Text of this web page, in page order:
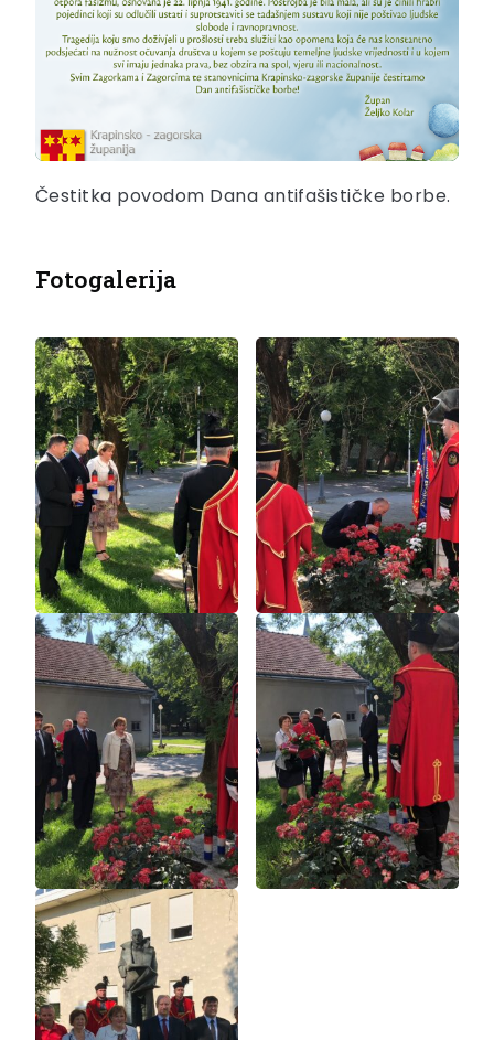
Čestitka povodom Dana antifašističke borbe.
Fotogalerija